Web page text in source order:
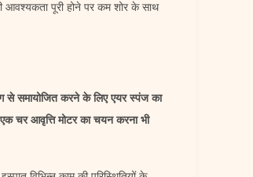
पूरी होने पर कम शोर के साथ
समायोजित करने के लिए एयर स्पंज का
एक चर आवृत्ति मोटर का चयन करना भी